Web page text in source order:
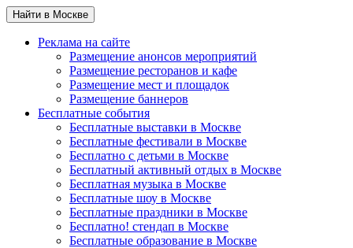
Найти в Москве
Реклама на сайте
Размещение анонсов мероприятий
Размещение ресторанов и кафе
Размещение мест и площадок
Размещение баннеров
Бесплатные события
Бесплатные выставки в Москве
Бесплатные фестивали в Москве
Бесплатно с детьми в Москве
Бесплатный активный отдых в Москве
Бесплатная музыка в Москве
Бесплатные шоу в Москве
Бесплатные праздники в Москве
Бесплатно! стендап в Москве
Бесплатные образование в Москве